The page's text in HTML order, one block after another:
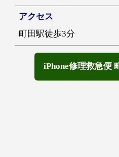
アクセス
町田駅徒歩3分
iPhone修理救急便